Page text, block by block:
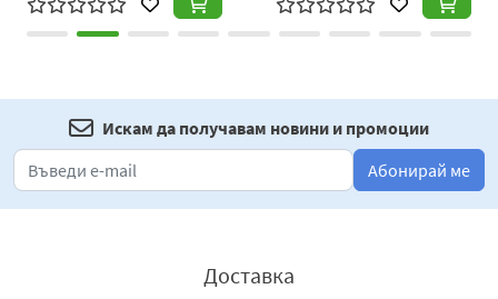
Искам да получавам новини и промоции
Абонирай ме
Доставка